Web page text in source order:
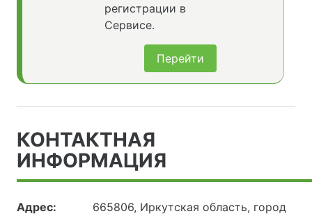
регистрации в
Сервисе.
Перейти
КОНТАКТНАЯ
ИНФОРМАЦИЯ
Адрес:
665806, Иркутская область, город